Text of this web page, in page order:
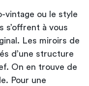
vintage ou le style
s’offrent à vous
Les miroirs de
d’une structure
On en trouve de
Pour une